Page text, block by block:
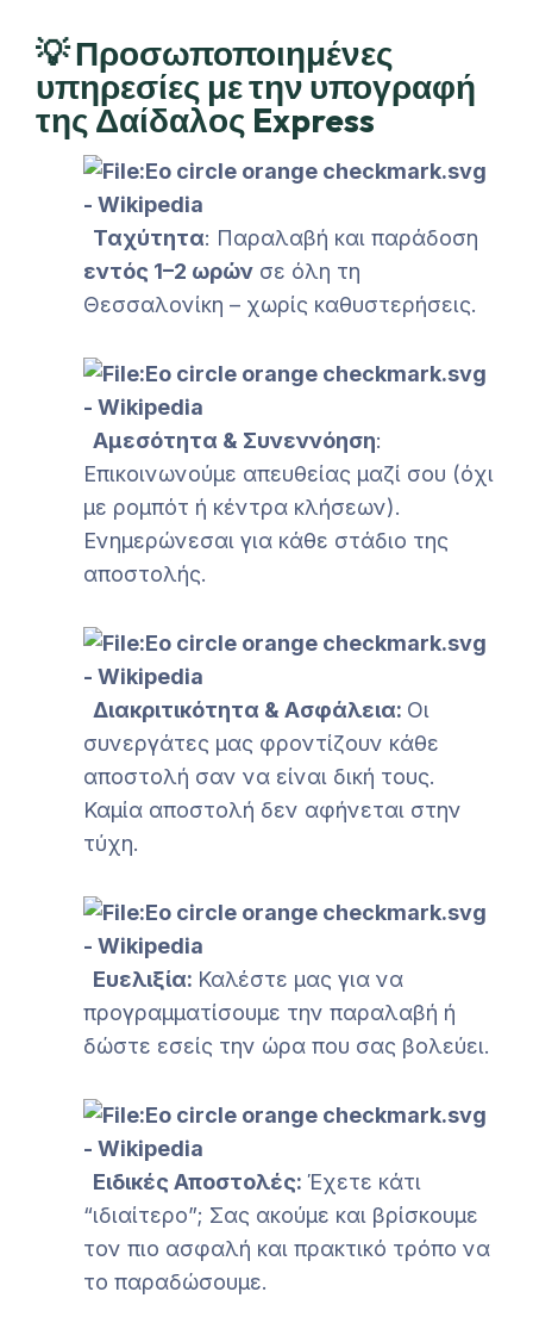
💡 Προσωποποιημένες
υπηρεσίες με την υπογραφή
της Δαίδαλος Express
Ταχύτητα: Παραλαβή και παράδοση
εντός 1–2 ωρών σε όλη τη
Θεσσαλονίκη – χωρίς καθυστερήσεις.
Αμεσότητα & Συνεννόηση:
Επικοινωνούμε απευθείας μαζί σου (όχι
με ρομπότ ή κέντρα κλήσεων).
Ενημερώνεσαι για κάθε στάδιο της
αποστολής.
Διακριτικότητα & Ασφάλεια: Οι
συνεργάτες μας φροντίζουν κάθε
αποστολή σαν να είναι δική τους.
Καμία αποστολή δεν αφήνεται στην
τύχη.
Ευελιξία: Καλέστε μας για να
προγραμματίσουμε την παραλαβή ή
δώστε εσείς την ώρα που σας βολεύει.
Ειδικές Αποστολές: Έχετε κάτι
“ιδιαίτερο”; Σας ακούμε και βρίσκουμε
τον πιο ασφαλή και πρακτικό τρόπο να
το παραδώσουμε.